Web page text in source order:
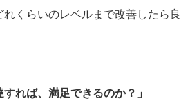
れくらいのレベルまで改善したら良
すれば、満足できるのか？」